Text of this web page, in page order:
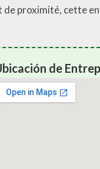
de proximité, cette
de